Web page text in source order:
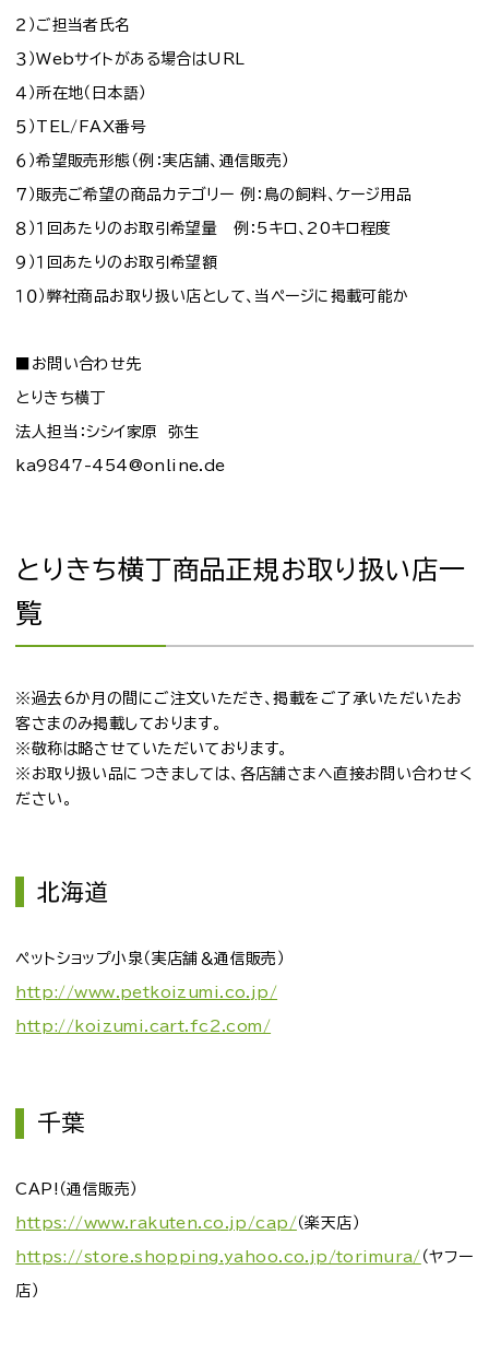
２）ご担当者氏名
３）Webサイトがある場合はURL
４）所在地（日本語）
５）TEL/FAX番号
６）希望販売形態（例：実店舗、通信販売）
７）販売ご希望の商品カテゴリー 例：鳥の飼料、ケージ用品
８）１回あたりのお取引希望量 例：5キロ、20キロ程度
９）１回あたりのお取引希望額
１０）弊社商品お取り扱い店として、当ページに掲載可能か
■お問い合わせ先
とりきち横丁
法人担当：シシイ家原 弥生
ka9847-454@online.de
とりきち横丁商品正規お取り扱い店一
覧
※過去6か月の間にご注文いただき、掲載をご了承いただいたお
客さまのみ掲載しております。
※敬称は略させていただいております。
※お取り扱い品につきましては、各店舗さまへ直接お問い合わせく
ださい。
北海道
ペットショップ小泉（実店舗＆通信販売）
http://www.petkoizumi.co.jp/
http://koizumi.cart.fc2.com/
千葉
CAP!（通信販売）
https://www.rakuten.co.jp/cap/ （楽天店）
https://store.shopping.yahoo.co.jp/torimura/ （ヤフー
店）